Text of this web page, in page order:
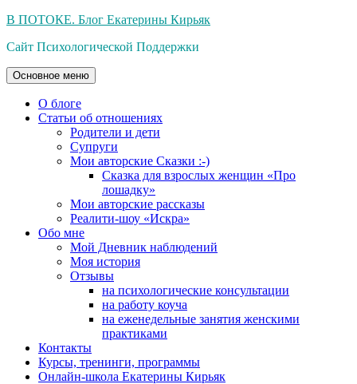
Перейти
содержимому
В ПОТОКЕ. Блог Екатерины Кирьяк
Сайт Психологической Поддержки
Основное меню
О блоге
Статьи об отношениях
Родители и дети
Супруги
Мои авторские Сказки :-)
Сказка для взрослых женщин «Про
лошадку»
Мои авторские рассказы
Реалити-шоу «Искра»
Обо мне
Мой Дневник наблюдений
Моя история
Отзывы
на психологические консультации
на работу коуча
на еженедельные занятия женскими
практиками
Контакты
Курсы, тренинги, программы
Онлайн-школа Екатерины Кирьяк